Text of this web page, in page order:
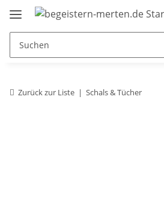
Zurück zur Liste Schals & Tücher